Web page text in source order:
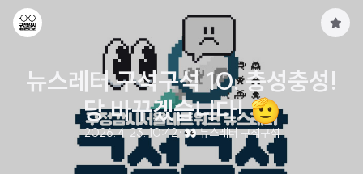
뉴스레터 구석구석 10. 충성충성!
당 바꾸겠습니다! 🫡
2026. 4. 23. 10:42·👀 뉴스레터 구석구석
구
기